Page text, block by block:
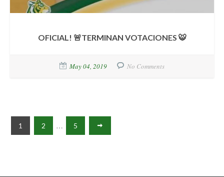
OFICIAL! 🚨TERMINAN VOTACIONES 🐯
May 04, 2019 No Comments
1 2 … 5